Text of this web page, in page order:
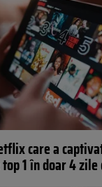
care a
top 1 în doar 4